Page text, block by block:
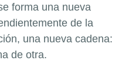
forma una nueva
de la
una nueva cadena:
de otra.